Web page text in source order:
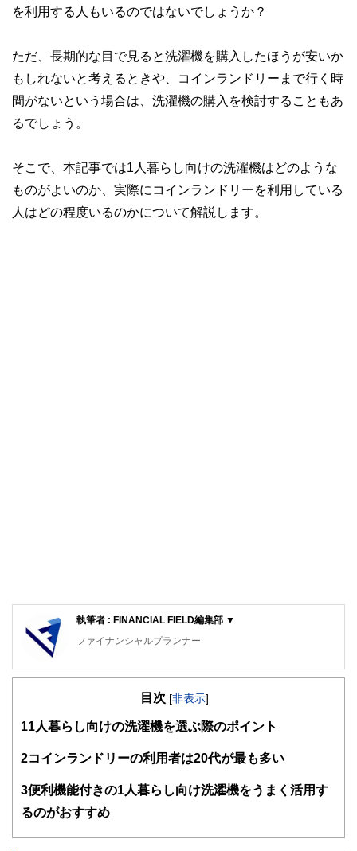
を利用する人もいるのではないでしょうか？
ただ、長期的な目で見ると洗濯機を購入したほうが安いか
もしれないと考えるときや、コインランドリーまで行く時
間がないという場合は、洗濯機の購入を検討することもあ
るでしょう。
そこで、本記事では1人暮らし向けの洗濯機はどのような
ものがよいのか、実際にコインランドリーを利用している
人はどの程度いるのかについて解説します。
執筆者 : FINANCIAL FIELD編集部 ▼
ファイナンシャルプランナー
FinancialField編集部は、金融、経済に関する記事を、日々
知識がない方でも理解できるようわかりやすく発信していま
得者を中心に「お金や暮らし」に関する書籍・雑誌の編集経
験者で構成され、企画立案から記事掲載まですべての工程に
FinancialFieldの特徴は、ファイナンシャルプランナー、弁
護士、税理士、宅地建物取引士、相続診断士、住宅ローンア
ドバイザー、DCプランナー、公認会計士、社会保険労務
目次 [非表示]
1 1人暮らし向けの洗濯機を選ぶ際のポイント
2コインランドリーの利用者は20代が最も多い
3便利機能付きの1人暮らし向け洗濯機をうまく活用す
るのがおすすめ